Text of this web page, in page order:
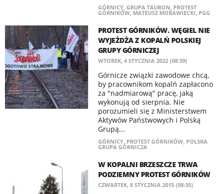
GÓRNICY, GRUPA TAURON, PROTEST
GÓRNIKÓW, MATEUSZ MORAWIECKI, PGG
PROTEST GÓRNIKÓW. WĘGIEL NIE
WYJEŻDŻA Z KOPALŃ POLSKIEJ
GRUPY GÓRNICZEJ
WTOREK, 4 STYCZNIA 2022 (08:39)
​Górnicze związki zawodowe chcą,
by pracownikom kopalń zapłacono
za "nadmiarową" pracę, jaką
wykonują od sierpnia. Nie
porozumieli się z Ministerstwem
Aktywów Państwowych i Polską
Grupą...
GÓRNICY, PROTEST GÓRNIKÓW, POLSKA
GRUPA GÓRNICZA
W KOPALNI BRZESZCZE TRWA
PODZIEMNY PROTEST GÓRNIKÓW
CZWARTEK, 8 STYCZNIA 2015 (08:35)